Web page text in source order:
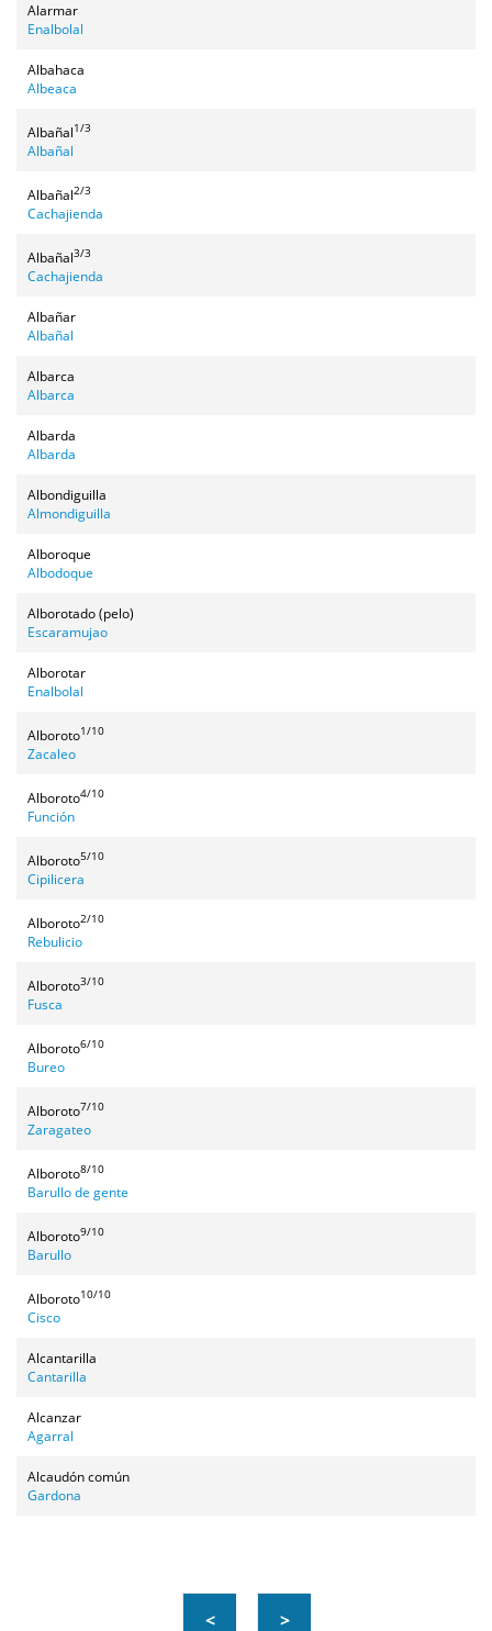
Alarmar
Enalbolal
Albahaca
Albeaca
Albañal1/3
Albañal
Albañal2/3
Cachajienda
Albañal3/3
Cachajienda
Albañar
Albañal
Albarca
Albarca
Albarda
Albarda
Albondiguilla
Almondiguilla
Alboroque
Albodoque
Alborotado (pelo)
Escaramujao
Alborotar
Enalbolal
Alboroto1/10
Zacaleo
Alboroto4/10
Función
Alboroto5/10
Cipilicera
Alboroto2/10
Rebulicio
Alboroto3/10
Fusca
Alboroto6/10
Bureo
Alboroto7/10
Zaragateo
Alboroto8/10
Barullo de gente
Alboroto9/10
Barullo
Alboroto10/10
Cisco
Alcantarilla
Cantarilla
Alcanzar
Agarral
Alcaudón común
Gardona
< >